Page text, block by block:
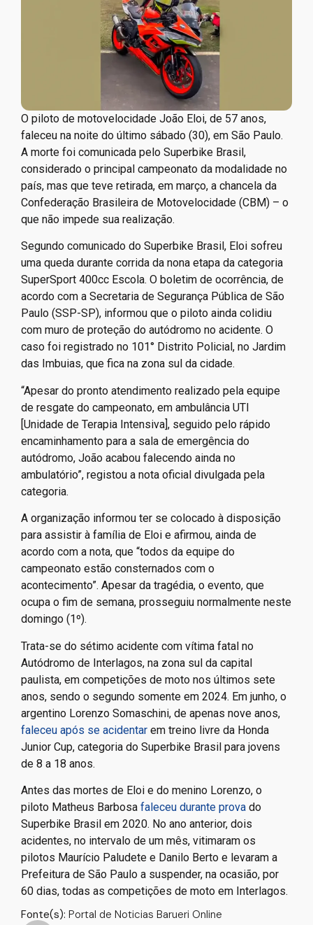
O piloto de motovelocidade João Eloi, de 57 anos,
faleceu na noite do último sábado (30), em São Paulo.
A morte foi comunicada pelo Superbike Brasil,
considerado o principal campeonato da modalidade no
país, mas que teve retirada, em março, a chancela da
Confederação Brasileira de Motovelocidade (CBM) – o
que não impede sua realização.
Segundo comunicado do Superbike Brasil, Eloi sofreu
uma queda durante corrida da nona etapa da categoria
SuperSport 400cc Escola. O boletim de ocorrência, de
acordo com a Secretaria de Segurança Pública de São
Paulo (SSP-SP), informou que o piloto ainda colidiu
com muro de proteção do autódromo no acidente. O
caso foi registrado no 101° Distrito Policial, no Jardim
das Imbuias, que fica na zona sul da cidade.
“Apesar do pronto atendimento realizado pela equipe
de resgate do campeonato, em ambulância UTI
[Unidade de Terapia Intensiva], seguido pelo rápido
encaminhamento para a sala de emergência do
autódromo, João acabou falecendo ainda no
ambulatório”, registou a nota oficial divulgada pela
categoria.
A organização informou ter se colocado à disposição
para assistir à família de Eloi e afirmou, ainda de
acordo com a nota, que “todos da equipe do
campeonato estão consternados com o
acontecimento”. Apesar da tragédia, o evento, que
ocupa o fim de semana, prosseguiu normalmente neste
domingo (1º).
Trata-se do sétimo acidente com vítima fatal no
Autódromo de Interlagos, na zona sul da capital
paulista, em competições de moto nos últimos sete
anos, sendo o segundo somente em 2024. Em junho, o
argentino Lorenzo Somaschini, de apenas nove anos,
faleceu após se acidentar em treino livre da Honda
Junior Cup, categoria do Superbike Brasil para jovens
de 8 a 18 anos.
Antes das mortes de Eloi e do menino Lorenzo, o
piloto Matheus Barbosa faleceu durante prova do
Superbike Brasil em 2020. No ano anterior, dois
acidentes, no intervalo de um mês, vitimaram os
pilotos Maurício Paludete e Danilo Berto e levaram a
Prefeitura de São Paulo a suspender, na ocasião, por
60 dias, todas as competições de moto em Interlagos.
Fonte(s): Portal de Noticias Barueri Online